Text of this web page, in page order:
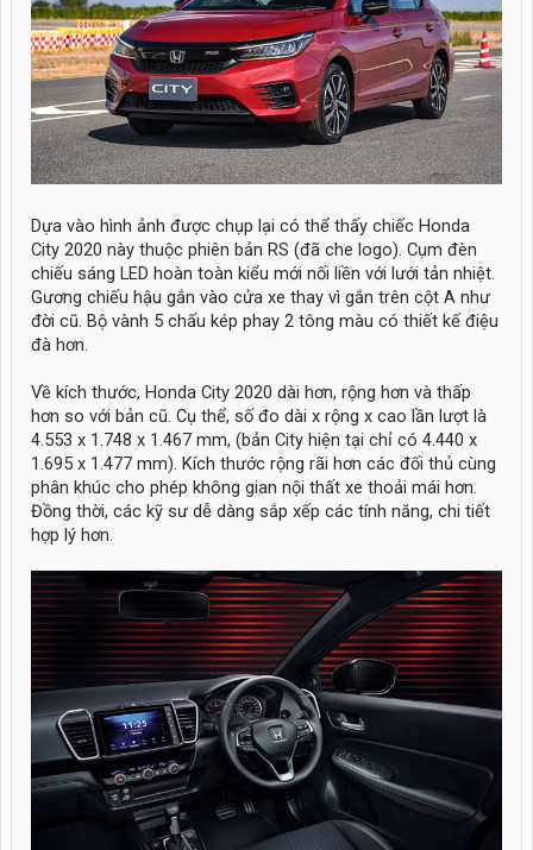
Dựa vào hình ảnh được chụp lại có thể thấy chiếc Honda
City 2020 này thuộc phiên bản RS (đã che logo). Cụm đèn
chiếu sáng LED hoàn toàn kiểu mới nối liền với lưới tản nhiệt.
Gương chiếu hậu gắn vào cửa xe thay vì gắn trên cột A như
đời cũ. Bộ vành 5 chấu kép phay 2 tông màu có thiết kế điệu
đà hơn.
Về kích thước, Honda City 2020 dài hơn, rộng hơn và thấp
hơn so với bản cũ. Cụ thể, số đo dài x rộng x cao lần lượt là
4.553 x 1.748 x 1.467 mm, (bản City hiện tại chỉ có 4.440 x
1.695 x 1.477 mm). Kích thước rộng rãi hơn các đối thủ cùng
phân khúc cho phép không gian nội thất xe thoải mái hơn.
Đồng thời, các kỹ sư dễ dàng sắp xếp các tính năng, chi tiết
hợp lý hơn.